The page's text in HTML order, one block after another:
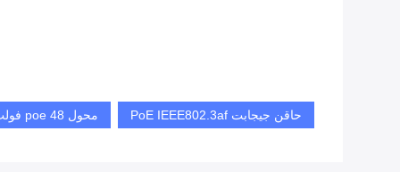
حاقن جيجابت PoE IEEE802.3af محول poe 48 فولت